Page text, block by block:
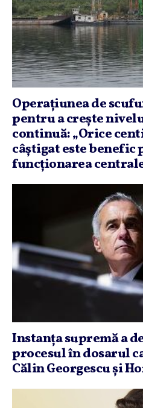
Operaţiunea de
pentru a creşte
continuă: „Orice
câştigat este benefic
funcţionarea
Instanţa supremă a
procesul în dosarul
Călin Georgescu şi